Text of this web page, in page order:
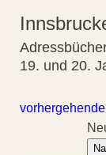
19. und 20.
vorhergehende